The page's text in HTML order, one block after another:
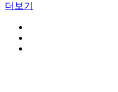
더보기